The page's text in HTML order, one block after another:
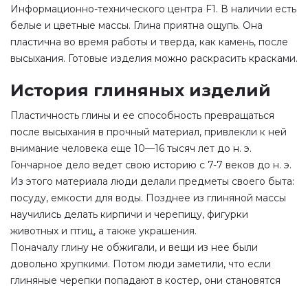
Информационно-технического центра F1. В наличии есть
белые и цветные массы. Глина приятна ощупь. Она
пластична во время работы и тверда, как камень, после
высыхания. Готовые изделия можно раскрасить красками.
История глиняных изделий
Пластичность глины и ее способность превращаться
после высыхания в прочный материал, привлекли к ней
внимание человека еще 10—16 тысяч лет до н. э.
Гончарное дело ведет свою историю с 7-7 веков до н. э.
Из этого материала люди делали предметы своего быта:
посуду, емкости для воды. Позднее из глиняной массы
научились делать кирпичи и черепицу, фигурки
животных и птиц, а также украшения.
Поначалу глину не обжигали, и вещи из нее были
довольно хрупкими. Потом люди заметили, что если
глиняные черепки попадают в костер, они становятся